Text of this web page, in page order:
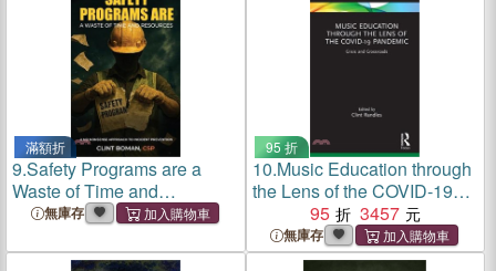
滿額折
9.Safety Programs are a
Waste of Time and
Resources: A No Nonsense
Prevention
無庫存
95 折
10.Music Education through
the Lens of the COVID-19
Pandemic：Crisis and
Crossroads
95 3457
無庫存